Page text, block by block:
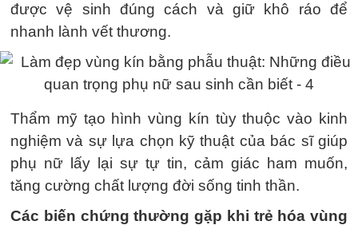
được vệ sinh đúng cách và giữ khô ráo để
nhanh lành vết thương.
Thẩm mỹ tạo hình vùng kín tùy thuộc vào kinh
nghiệm và sự lựa chọn kỹ thuật của bác sĩ giúp
phụ nữ lấy lại sự tự tin, cảm giác ham muốn,
tăng cường chất lượng đời sống tinh thần.
Các biến chứng thường gặp khi trẻ hóa vùng